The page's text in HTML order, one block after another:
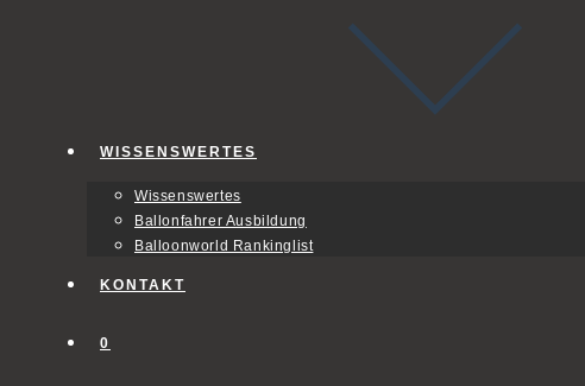
WISSENSWERTES
Wissenswertes
Ballonfahrer Ausbildung
Balloonworld Rankinglist
KONTAKT
0